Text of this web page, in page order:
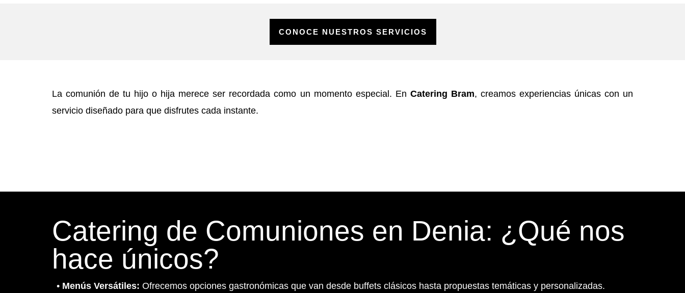
CONOCE NUESTROS SERVICIOS
La comunión de tu hijo o hija merece ser recordada como un momento especial. En Catering Bram, creamos experiencias únicas con un
servicio diseñado para que disfrutes cada instante.
Catering de Comuniones en Denia: ¿Qué nos
hace únicos?
• Menús Versátiles: Ofrecemos opciones gastronómicas que van desde buffets clásicos hasta propuestas temáticas y personalizadas.